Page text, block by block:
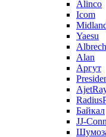
Alinco
Icom
Yaesu
Alan
Аргут
Байкал
JJ-